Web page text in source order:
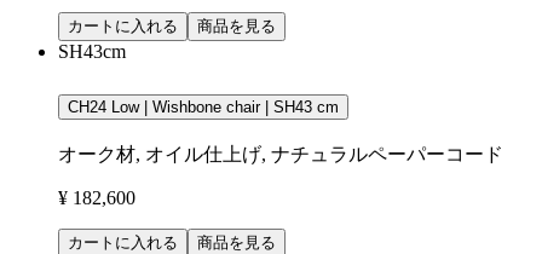
カートに入れる 商品を見る
SH43cm
CH24 Low | Wishbone chair | SH43 cm
オーク材, オイル仕上げ, ナチュラルペーパーコード
¥ 182,600
カートに入れる 商品を見る